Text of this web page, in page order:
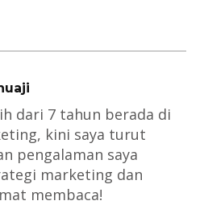
dari 7 tahun berada di
kini saya turut
pengalaman saya
marketing dan
membaca!